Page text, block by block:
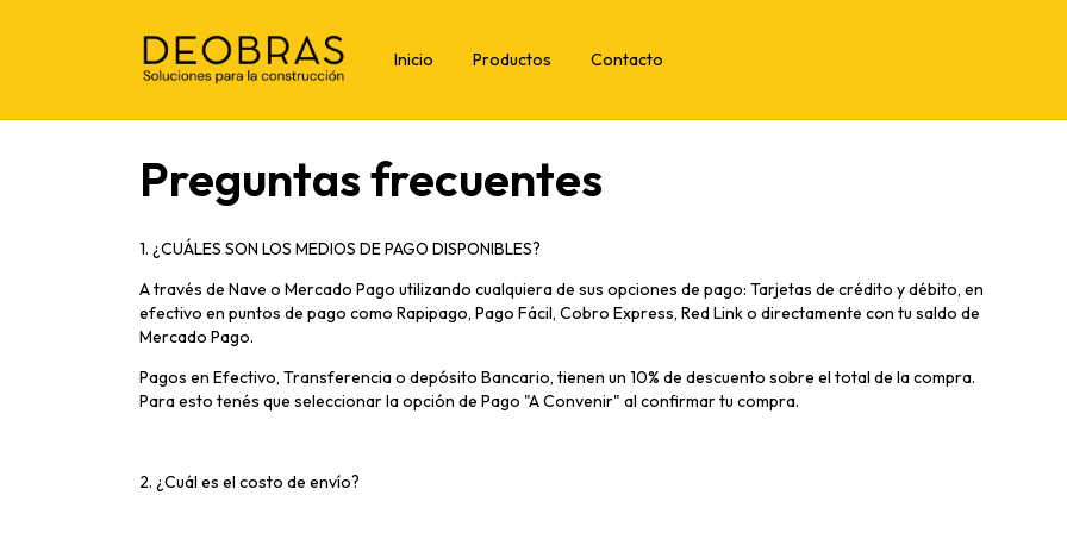
Inicio Productos Contacto
Preguntas frecuentes
1. ¿CUÁLES SON LOS MEDIOS DE PAGO DISPONIBLES?
A través de Nave o Mercado Pago utilizando cualquiera de sus opciones de pago: Tarjetas de crédito y débito, en
efectivo en puntos de pago como Rapipago, Pago Fácil, Cobro Express, Red Link o directamente con tu saldo de
Mercado Pago.
Pagos en Efectivo, Transferencia o depósito Bancario, tienen un 10% de descuento sobre el total de la compra.
Para esto tenés que seleccionar la opción de Pago "A Convenir" al confirmar tu compra.
2. ¿Cuál es el costo de envío?